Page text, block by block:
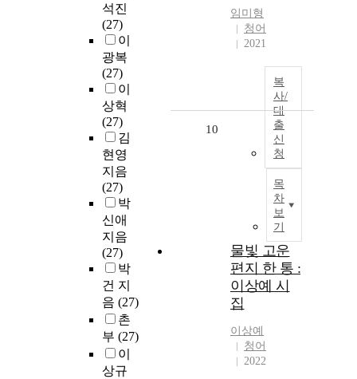
석진
(27)
이
광복
(27)
이
상혁
(27)
김
현영
지음
(27)
박
신애
지음
(27)
박
건 지
음 (27)
촌
부 (27)
이
상규
임미형
청어
2021
복
사/
대
출
신
청
목
차
보
기
10
물빛 고운
편지 한 통 :
이상예 시
집
이상예
청어
2022